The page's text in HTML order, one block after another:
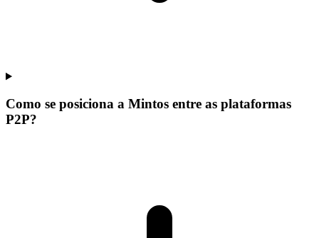
Como se posiciona a Mintos entre as plataformas
P2P?